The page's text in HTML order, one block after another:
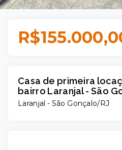
Casa de primeira
bairro Laranjal - São
Laranjal - São Gonçalo/RJ